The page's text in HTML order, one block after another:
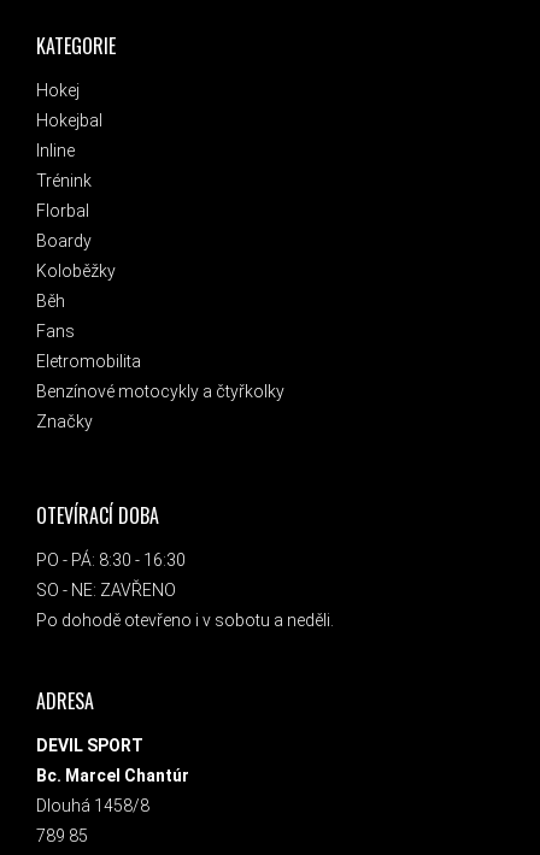
KATEGORIE
Hokej
Hokejbal
Inline
Trénink
Florbal
Boardy
Koloběžky
Běh
Fans
Eletromobilita
Benzínové motocykly a čtyřkolky
Značky
OTEVÍRACÍ DOBA
PO - PÁ: 8:30 - 16:30
SO - NE: ZAVŘENO
Po dohodě otevřeno i v sobotu a neděli.
ADRESA
DEVIL SPORT
Bc. Marcel Chantúr
Dlouhá 1458/8
789 85